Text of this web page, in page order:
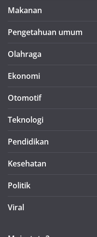
Makanan
Pengetahuan umum
Olahraga
Ekonomi
Otomotif
Teknologi
Pendidikan
Kesehatan
Politik
Viral